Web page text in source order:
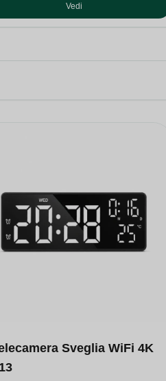
Vedi
Sveglia WiFi 4K